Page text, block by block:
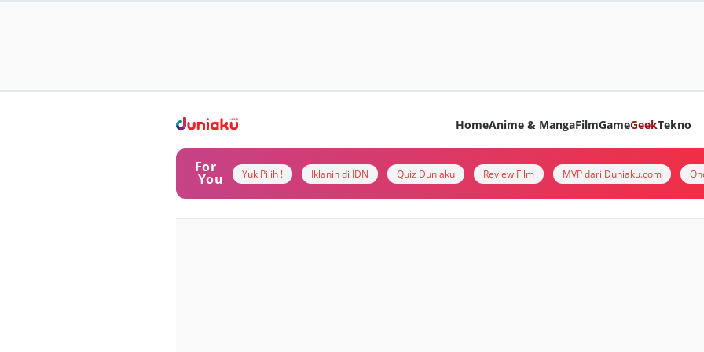
HomeAnime & MangaFilmGameGeekTekno
For
You Yuk Pilih ! Iklanin di IDN Quiz Duniaku Review Film MVP dari Duniaku.com